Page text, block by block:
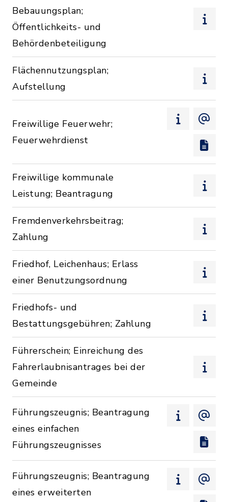
Bebauungsplan;
Öffentlichkeits- und
Behördenbeteiligung
Flächennutzungsplan;
Aufstellung
Freiwillige Feuerwehr;
Feuerwehrdienst
Freiwillige kommunale
Leistung; Beantragung
Fremdenverkehrsbeitrag;
Zahlung
Friedhof, Leichenhaus; Erlass
einer Benutzungsordnung
Friedhofs- und
Bestattungsgebühren; Zahlung
Führerschein; Einreichung des
Fahrerlaubnisantrages bei der
Gemeinde
Führungszeugnis; Beantragung
eines einfachen
Führungszeugnisses
Führungszeugnis; Beantragung
eines erweiterten